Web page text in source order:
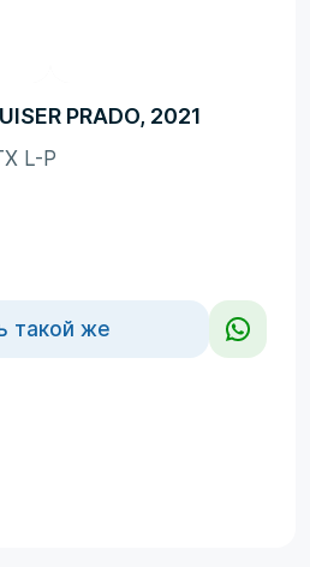
PRADO, 2021
L-P
такой же